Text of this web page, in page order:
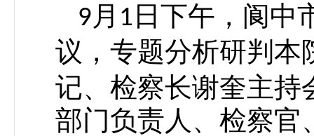
9 月 1 日下午，阆中
议，专题分析研判本
记、检察长谢奎主持
部门负责人、检察官